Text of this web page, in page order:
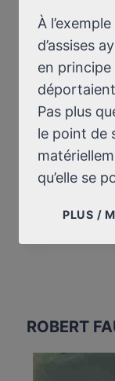
À
d’assises
en principe
Pas plus
le point de
qu’elle se
PLUS /
ROBERT